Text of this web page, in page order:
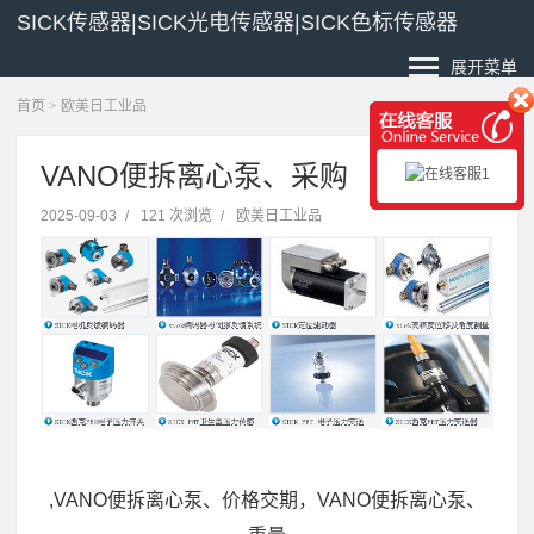
SICK传感器|SICK光电传感器|SICK色标传感器
展开菜单
首页 > 欧美日工业品
VANO便拆离心泵、采购
2025-09-03 / 121 次浏览 / 欧美日工业品
,VANO便拆离心泵、价格交期，VANO便拆离心泵、